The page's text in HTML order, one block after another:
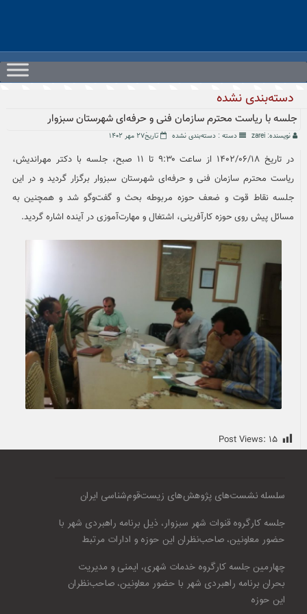
دسته‌بندی نشده
جلسه با ریاست محترم سازمان فنی و حرفه‌ای شهرستان سبزوار
نویسنده: zarei دسته : دسته‌بندی نشده تاریخ۲۷ مهر ۱۴۰۲
در تاریخ ۱۴۰۲/۰۶/۱۸ از ساعت ۹:۳۰ تا ۱۱ صبح، جلسه با دکتر مهراندیش،
ریاست محترم سازمان فنی و حرفه‌ای شهرستان سبزوار برگزار گردید و در این
جلسه نقاط قوت و ضعف حوزه مربوطه بحث و گفت‌وگو شد و همچنین به
مسائل پیش روی حوزه کارآفرینی، اشتغال و مهارت‌آموزی در آینده اشاره گردید.
Post Views: ۱۵
سلسله نشست‌های پژوهش‌های زیست‌قوم‌شناسی ایران
جلسه کارگروه قنوات شهر سبزوار، ذیل برنامه راهبردی شهر با
حضور معاونین، صاحب‌نظران این حوزه و ادارات مرتبط
چهارمین جلسه کارگروه خدمات شهری، ایمنی و مدیریت
بحران برنامه راهبردی شهر با حضور معاونین، صاحب‌نظران
این حوزه